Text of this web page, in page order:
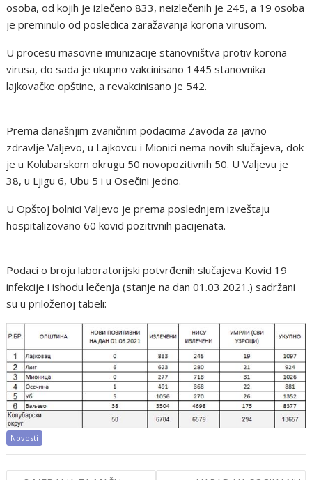
osoba, od kojih je izlečeno 833, neizlečenih je 245, a 19 osoba
je preminulo od posledica zaražavanja korona virusom.
U procesu masovne imunizacije stanovništva protiv korona
virusa, do sada je ukupno vakcinisano 1445 stanovnika
lajkovačke opštine, a revakcinisano je 542.
Prema današnjim zvaničnim podacima Zavoda za javno
zdravlje Valjevo, u Lajkovcu i Mionici nema novih slučajeva, dok
je u Kolubarskom okrugu 50 novopozitivnih 50. U Valjevu je
38, u Ljigu 6, Ubu 5 i u Osečini jedno.
U Opštoj bolnici Valjevo je prema poslednjem izveštaju
hospitalizovano 60 kovid pozitivnih pacijenata.
Podaci o broju laboratorijski potvrđenih slučajeva Kovid 19
infekcije i ishodu lečenja (stanje na dan 01.03.2021.) sadržani
su u priloženoj tabeli:
Novosti